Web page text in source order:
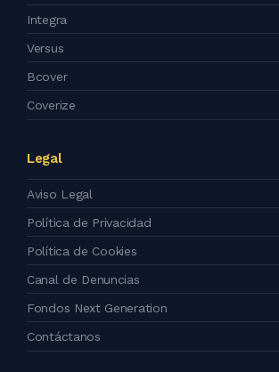
Integra
Versus
Bcover
Coverize
Legal
Aviso Legal
Política de Privacidad
Política de Cookies
Canal de Denuncias
Fondos Next Generation
Contáctanos